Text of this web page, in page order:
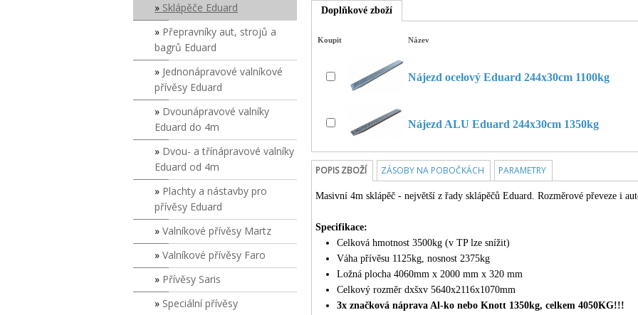
Sklápěče Eduard
Přepravníky aut, strojů a
bagrů Eduard
Jednonápravové valníkové
přívěsy Eduard
Dvounápravové valníky
Eduard do 4m
Dvou- a třínápravové valníky
Eduard od 4m
Plachty a nástavby pro
přívěsy Eduard
Valníkové přívěsy Martz
Valníkové přívěsy Faro
Přívěsy Saris
Speciální přívěsy
Doplňkové zboží
Koupit Název
Nájezd ocelový Eduard 244x30cm 1100kg
Nájezd ALU Eduard 244x30cm 1350kg
POPIS ZBOŽÍ ZÁSOBY NA POBOČKÁCH PARAMETRY
Masivní 4m sklápěč - největší z řady sklápěčů Eduard. Rozměrové převeze i
Specifikace:
Celková hmotnost 3500kg (v TP lze snížit)
Váha přívěsu 1125kg, nosnost 2375kg
Ložná plocha 4060mm x 2000 mm x 320 mm
Celkový rozměr dxšxv 5640x2116x1070mm
3x značková náprava Al-ko nebo Knott 1350kg, celkem 4050KG!!!